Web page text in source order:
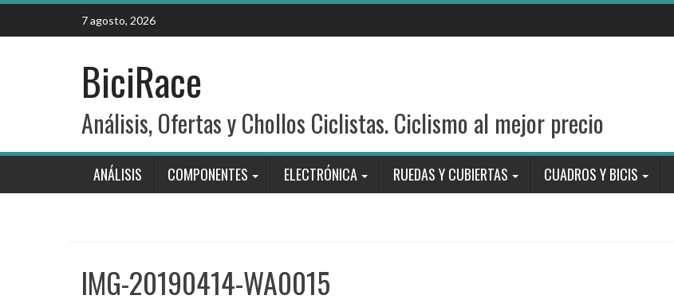
Skip
content
7 agosto, 2026
BiciRace
Análisis, Ofertas y Chollos Ciclistas. Ciclismo al mejor precio
ANÁLISIS COMPONENTES ELECTRÓNICA RUEDAS Y CUBIERTAS CUADROS Y BICIS
IMG-20190414-WA0015